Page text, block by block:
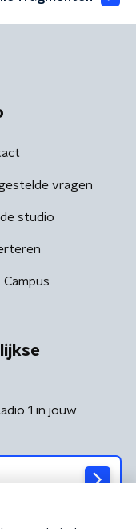
vragen
studio
Campus
1 in jouw